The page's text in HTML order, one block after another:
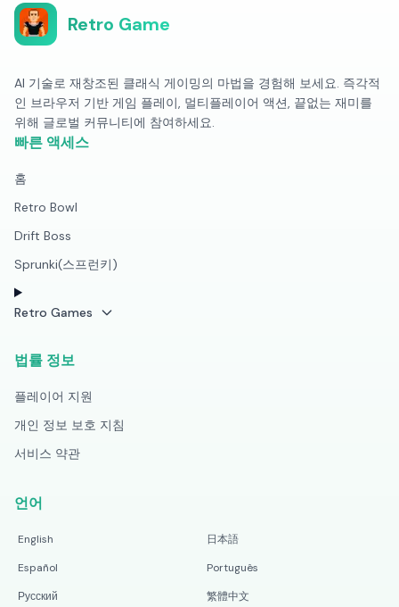
Retro Game
AI 기술로 재창조된 클래식 게이밍의 마법을 경험해 보세요. 즉각적
인 브라우저 기반 게임 플레이, 멀티플레이어 액션, 끝없는 재미를
위해 글로벌 커뮤니티에 참여하세요.
빠른 액세스
홈
Retro Bowl
Drift Boss
Sprunki(스프런키)
Retro Games
법률 정보
플레이어 지원
개인 정보 보호 지침
서비스 약관
언어
English
日本語
Español
Português
Русский
繁體中文